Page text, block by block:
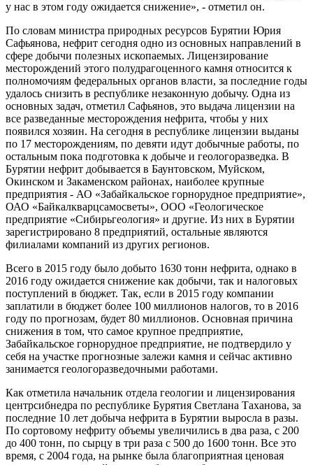
у нас в этом году ожидается снижение», - отметил он.
По словам министра природных ресурсов Бурятии Юрия
Сафьянова, нефрит сегодня одно из основных направлений в
сфере добычи полезных ископаемых. Лицензирование
месторождений этого полудрагоценного камня относится к
полномочиям федеральных органов власти, за последние годы
удалось снизить в республике незаконную добычу. Одна из
основных задач, отметил Сафьянов, это выдача лицензии на
все разведанные месторождения нефрита, чтобы у них
появился хозяин. На сегодня в республике лицензии выданы
по 17 месторождениям, по девяти идут добычные работы, по
остальным пока подготовка к добыче и геологоразведка. В
Бурятии нефрит добывается в Баунтовском, Муйском,
Окинском и Закаменском районах, наиболее крупные
предприятия - АО «Забайкальское горнорудное предприятие»,
ОАО «Байкалкварцсамосветы», ООО «Геологическое
предприятие «Сибирьгеология» и другие. Из них в Бурятии
зарегистрировано 8 предприятий, остальные являются
филиалами компаний из других регионов.
Всего в 2015 году было добыто 1630 тонн нефрита, однако в
2016 году ожидается снижение как добычи, так и налоговых
поступлений в бюджет. Так, если в 2015 году компании
заплатили в бюджет более 100 миллионов налогов, то в 2016
году по прогнозам, будет 80 миллионов. Основная причина
снижения в том, что самое крупное предприятие,
Забайкальское горнорудное предприятие, не подтвердило у
себя на участке прогнозные залежи камня и сейчас активно
занимается геологоразведочными работами.
Как отметила начальник отдела геологии и лицензирования
центрсибнедра по республике Бурятия Светлана Таханова, за
последние 10 лет добыча нефрита в Бурятии выросла в разы.
По сортовому нефриту объемы увеличились в два раза, с 200
до 400 тонн, по сырцу в три раза с 500 до 1600 тонн. Все это
время, с 2004 года, на рынке была благоприятная ценовая